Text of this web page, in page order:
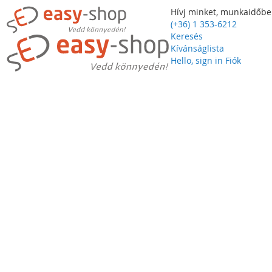
Hívj minket,
(+36) 1 353-6212
Keresés
Kívánságlista
Hello, sign in Fiók